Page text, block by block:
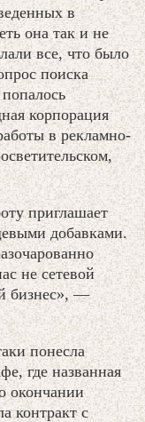
в
она так и не
все, что было
поиска
корпорация
в рекламно-
приглашает
добавками.
не сетевой
бизнес», —
понесла
где названная
окончании
контракт с